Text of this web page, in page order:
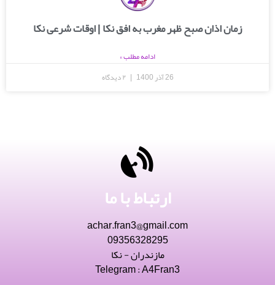
زمان اذان صبح ظهر مغرب به افق نکا | اوقات شرعی نکا
ادامه مطلب »
26 آذر 1400
ارتباط با ما
achar.fran3@gmail.com
09356328295
مازندران - نکا
Telegram : A4Fran3